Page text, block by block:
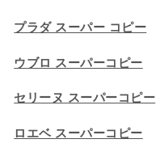
プラダ スーパー コピー
ウブロ スーパーコピー
セリーヌ スーパーコピー​
ロエベ スーパーコピー